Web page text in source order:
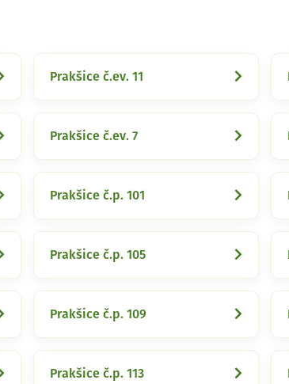
Prakšice č.ev. 11
Prakšice č.ev. 7
Prakšice č.p. 101
Prakšice č.p. 105
Prakšice č.p. 109
Prakšice č.p. 113